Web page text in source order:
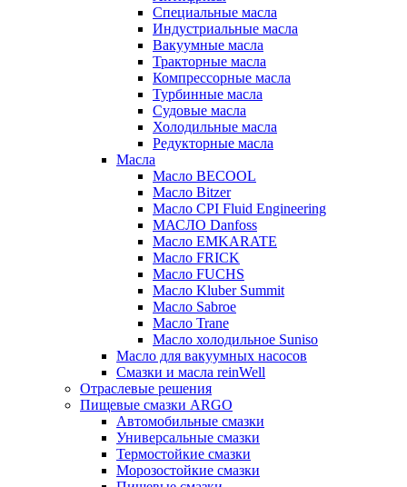
Специальные масла
Индустриальные масла
Вакуумные масла
Тракторные масла
Компрессорные масла
Турбинные масла
Судовые масла
Холодильные масла
Редукторные масла
Масла
Масло BECOOL
Масло Bitzer
Масло CPI Fluid Engineering
МАСЛО Danfoss
Масло EMKARATE
Масло FRICK
Масло FUCHS
Масло Kluber Summit
Масло Sabroe
Масло Trane
Масло холодильное Suniso
Масло для вакуумных насосов
Смазки и масла reinWell
Отраслевые решения
Пищевые смазки ARGO
Автомобильные смазки
Универсальные смазки
Термостойкие смазки
Морозостойкие смазки